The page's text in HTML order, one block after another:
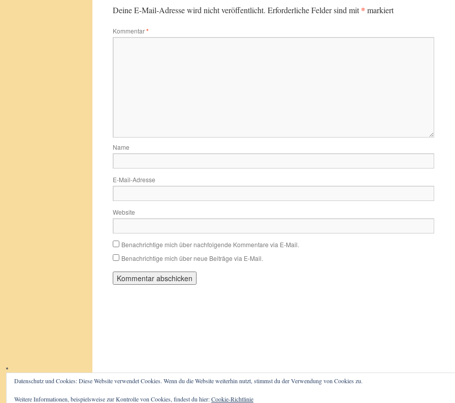
Deine E-Mail-Adresse wird nicht veröffentlicht. Erforderliche Felder sind mit* markiert
Kommentar*
Name
E-Mail-Adresse
Website
Benachrichtige mich über nachfolgende Kommentare via E-Mail.
Benachrichtige mich über neue Beiträge via E-Mail.
Datenschutz und Cookies: Diese Website verwendet Cookies. Wenn du die Website weiterhin nutzt, stimmst du der Verwendung von Cookies zu.
Weitere Informationen, beispielsweise zur Kontrolle von Cookies, findest du hier:Cookie-Richtlinie